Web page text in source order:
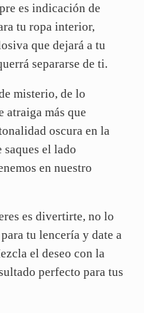
es indicación de
tu ropa interior,
que dejará a tu
separarse de ti.
misterio, de lo
atraiga más que
oscura en la
el lado
en nuestro
es divertirte, no lo
tu lencería y date a
el deseo con la
perfecto para tus